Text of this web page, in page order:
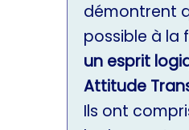
démontrent
possible à la
un esprit
Attitude
Ils ont